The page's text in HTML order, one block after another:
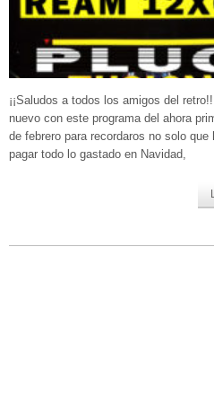
¡¡Saludos a todos los amigos del
nuevo con este programa del ahora
de febrero para recordaros no solo que
pagar todo lo gastado en Navidad,